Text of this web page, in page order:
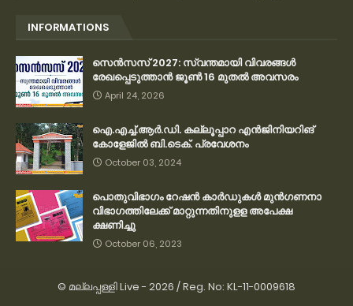
INFORMATIONS
സെന്‍സസ് 2027: സ്വന്തമായി വിവരങ്ങള്‍
രേഖപ്പെടുത്താന്‍ ജൂണ്‍ 16 മുതല്‍ അവസരം
April 24, 2026
ഐ.എച്ച്.ആർ.ഡി. കല്ലൂപ്പാറ എൻജിനിയറിങ്
കോളേജിൽ ബി.ടെക്. പ്രവേശനം
October 03, 2024
പൊതുവിഭാഗം റേഷന്‍ കാര്‍ഡുകള്‍ മുന്‍ഗണനാ
വിഭാഗത്തിലേക്ക് മാറ്റുന്നതിനുളള അപേക്ഷ
ക്ഷണിച്ചു
October 06, 2023
© മല്ലപ്പള്ളി Live- 2026 / Reg. No: KL-11-0009618